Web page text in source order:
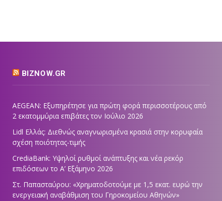
BIZNOW.GR
AEGEAN: Εξυπηρέτησε για πρώτη φορά περισσοτέρους από
2 εκατομμύρια επιβάτες τον Ιούλιο 2026
Lidl Ελλάς: Διεθνώς αναγνωρισμένα κρασιά στην κορυφαία
σχέση ποιότητας-τιμής
CrediaBank: Υψηλοί ρυθμοί ανάπτυξης και νέα ρεκόρ
επιδόσεων το Α’ Εξάμηνο 2026
Στ. Παπασταύρου: «Χρηματοδοτούμε με 1,5 εκατ. ευρώ την
ενεργειακή αναβάθμιση του Γηροκομείου Αθηνών»